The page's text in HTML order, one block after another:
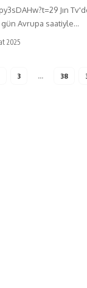
Jın
gün Avrupa saatiyle…
2025
3 38